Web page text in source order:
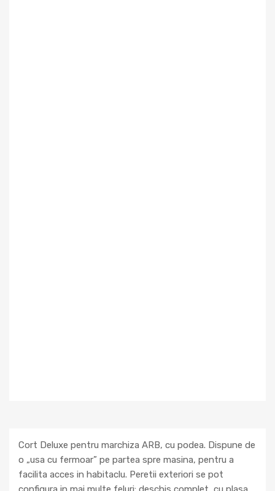
Cort Deluxe pentru marchiza ARB, cu podea. Dispune de
o „usa cu fermoar” pe partea spre masina, pentru a
facilita acces in habitaclu. Peretii exteriori se pot